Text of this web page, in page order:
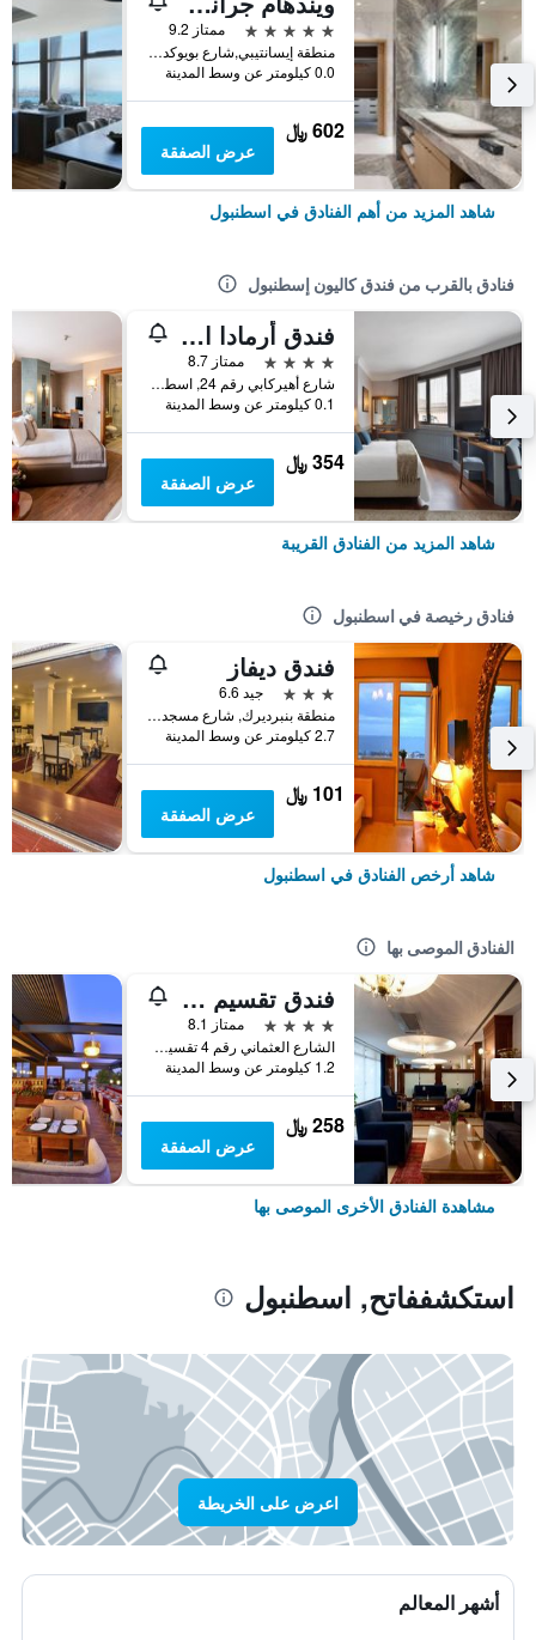
5 نجوم
ممتاز 9.2
منطقة إيسانتيبي,شارع بويوكديري 177-183 شيشلي, اسطنبول, تركيا
0.0 كيلومتر عن وسط المدينة
602 ﷼
عرض الصفقة
شاهد المزيد من أهم الفنادق في اسطنبول
فنادق بالقرب من فندق كاليون إسطنبول
فندق أرمادا اسطنبول أولد سيتي
4 نجوم
ممتاز 8.7
شارع أهيركابي رقم 24, اسطنبول, تركيا
0.1 كيلومتر عن وسط المدينة
354 ﷼
عرض الصفقة
شاهد المزيد من الفنادق القريبة
فنادق رخيصة في اسطنبول
فندق ديفاز
3 نجوم
جيد 6.6
منطقة بنبرديرك, شارع مسجد كاتب سنان رقم 31, اسطنبول, تركيا
2.7 كيلومتر عن وسط المدينة
101 ﷼
عرض الصفقة
شاهد أرخص الفنادق في اسطنبول
الفنادق الموصى بها
فندق تقسيم متروبارك
4 نجوم
ممتاز 8.1
الشارع العثماني رقم 4 تقسيم, اسطنبول, تركيا
1.2 كيلومتر عن وسط المدينة
258 ﷼
عرض الصفقة
مشاهدة الفنادق الأخرى الموصى بها
استكشففاتح, اسطنبول
اعرض على الخريطة
أشهر المعالم